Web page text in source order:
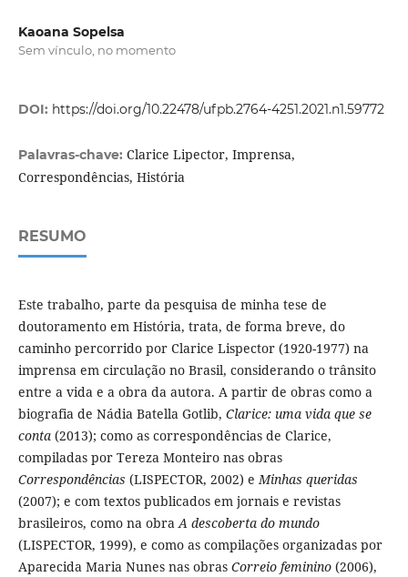
Kaoana Sopelsa
Sem vínculo, no momento
DOI: https://doi.org/10.22478/ufpb.2764-4251.2021.n1.59772
Palavras-chave: Clarice Lipector, Imprensa,
Correspondências, História
RESUMO
Este trabalho, parte da pesquisa de minha tese de
doutoramento em História, trata, de forma breve, do
caminho percorrido por Clarice Lispector (1920-1977) na
imprensa em circulação no Brasil, considerando o trânsito
entre a vida e a obra da autora. A partir de obras como a
biografia de Nádia Batella Gotlib, Clarice: uma vida que se
conta(2013); como as correspondências de Clarice,
compiladas por Tereza Monteiro nas obras
Correspondências (LISPECTOR, 2002) eMinhas queridas
(2007); e com textos publicados em jornais e revistas
brasileiros, como na obraA descoberta do mundo
(LISPECTOR, 1999), e como as compilações organizadas por
Aparecida Maria Nunes nas obras Correio feminino(2006),